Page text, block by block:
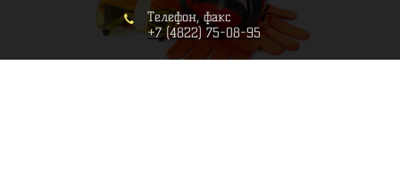
Телефон, факс
+7 (4822) 75-08-95